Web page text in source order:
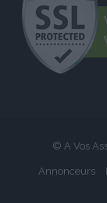
© A Vos
Annonceurs